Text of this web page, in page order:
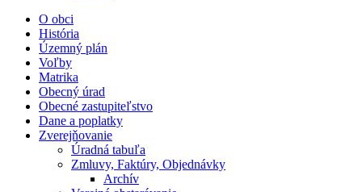
O obci
História
Územný plán
Voľby
Matrika
Obecný úrad
Obecné zastupiteľstvo
Dane a poplatky
Zverejňovanie
Úradná tabuľa
Zmluvy, Faktúry, Objednávky
Archív